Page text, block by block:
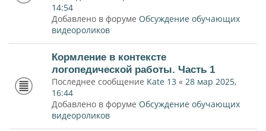
14:54
Добавлено в форуме Обсуждение обучающих
видеороликов
Кормление в контексте
логопедической работы. Часть 1
Последнее сообщение Kate 13 « 28 мар 2025,
16:44
Добавлено в форуме Обсуждение обучающих
видеороликов